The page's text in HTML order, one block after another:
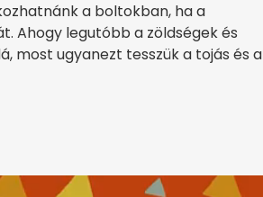
a boltokban, ha a
Ahogy legutóbb a zöldségek és
most ugyanezt tesszük a tojás és a